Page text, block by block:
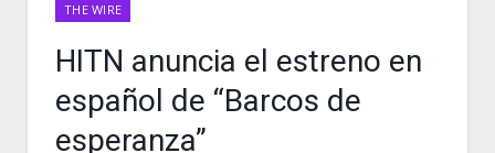
THE WIRE
HITN anuncia el estreno en
español de “Barcos de
esperanza”